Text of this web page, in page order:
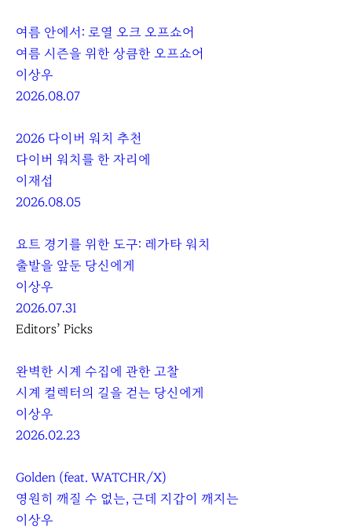
여름 안에서: 로열 오크 오프쇼어
여름 시즌을 위한 상큼한 오프쇼어
이상우
2026.08.07
2026 다이버 워치 추천
다이버 워치를 한 자리에
이재섭
2026.08.05
요트 경기를 위한 도구: 레가타 워치
출발을 앞둔 당신에게
이상우
2026.07.31
Editors’ Picks
완벽한 시계 수집에 관한 고찰
시계 컬렉터의 길을 걷는 당신에게
이상우
2026.02.23
Golden (feat. WATCHR/X)
영원히 깨질 수 없는, 근데 지갑이 깨지는
이상우